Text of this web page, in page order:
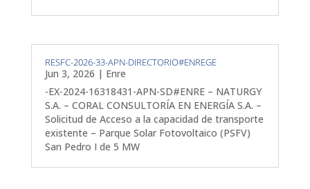
RESFC-2026-33-APN-DIRECTORIO#ENREGE
Jun 3, 2026 | Enre
-EX-2024-16318431-APN-SD#ENRE – NATURGY
S.A. – CORAL CONSULTORÍA EN ENERGÍA S.A. –
Solicitud de Acceso a la capacidad de transporte
existente – Parque Solar Fotovoltaico (PSFV)
San Pedro I de 5 MW